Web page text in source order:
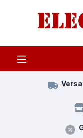
Zum Hauptinhalt